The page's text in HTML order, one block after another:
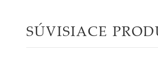
SÚVISIACE